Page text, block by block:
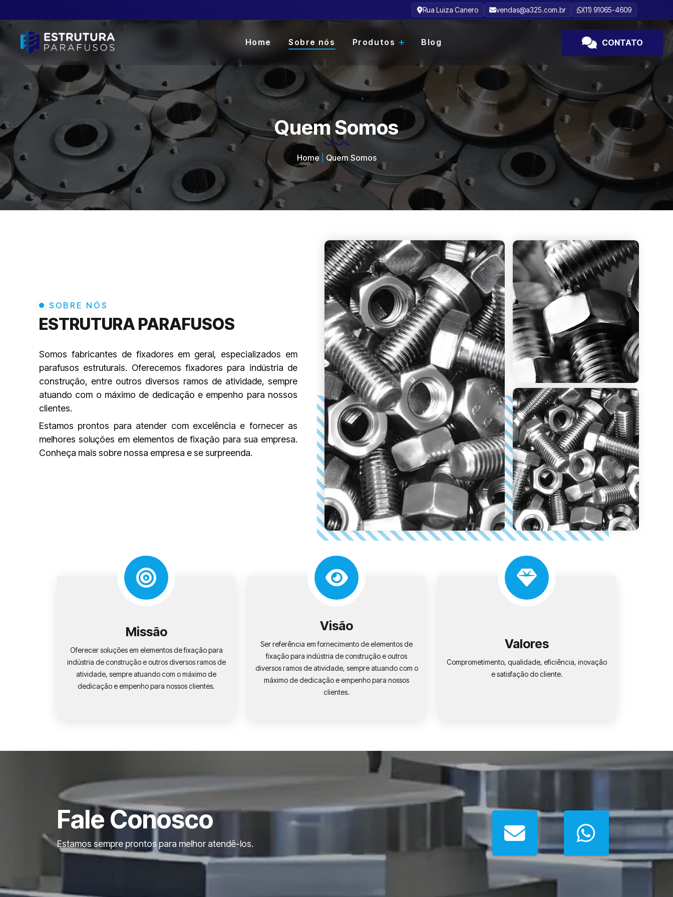
Rua Luiza Canero vendas@a325.com.br (11) 91065-4609
Home Sobre nós Produtos Blog CONTATO
Quem Somos
Home Quem Somos
SOBRE NÓS
ESTRUTURA PARAFUSOS
Somos fabricantes de fixadores em geral, especializados em
parafusos estruturais. Oferecemos fixadores para indústria de
construção, entre outros diversos ramos de atividade, sempre
atuando com o máximo de dedicação e empenho para nossos
clientes.
Estamos prontos para atender com excelência e fornecer as
melhores soluções em elementos de fixação para sua empresa.
Conheça mais sobre nossa empresa e se surpreenda.
Missão
Oferecer soluções em elementos de fixação para
indústria de construção e outros diversos ramos de
atividade, sempre atuando com o máximo de
dedicação e empenho para nossos clientes.
Visão
Ser referência em fornecimento de elementos de
fixação para indústria de construção e outros
diversos ramos de atividade, sempre atuando com o
máximo de dedicação e empenho para nossos
clientes.
Valores
Comprometimento, qualidade, eficiência, inovação
e satisfação do cliente.
Fale Conosco
Estamos sempre prontos para melhor atendê-los.